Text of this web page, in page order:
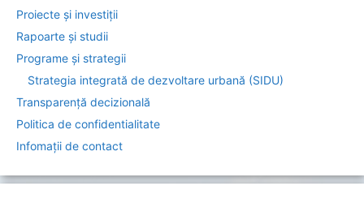
Proiecte și investiții
Rapoarte și studii
Programe și strategii
Strategia integrată de dezvoltare urbană (SIDU)
Transparență decizională
Politica de confidentialitate
Infomații de contact